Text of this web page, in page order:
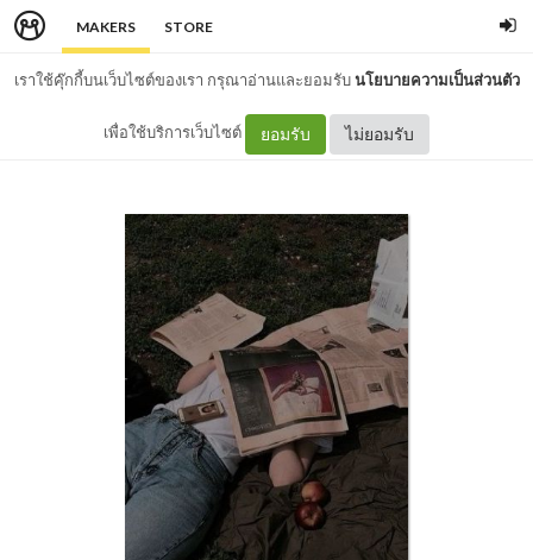
MAKERS STORE
เราใช้คุ๊กกี้บนเว็บไซต์ของเรา กรุณาอ่านและยอมรับนโยบายความเป็นส่วนตัว
เพื่อใช้บริการเว็บไซต์ ยอมรับ ไม่ยอมรับ